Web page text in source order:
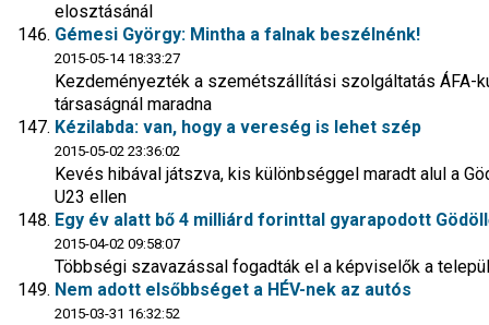
elosztásánál
Gémesi György: Mintha a falnak beszélnénk!
2015-05-14 18:33:27
Kezdeményezték a szemétszállítási szolgáltatás ÁFA-
társaságnál maradna
Kézilabda: van, hogy a vereség is lehet szép
2015-05-02 23:36:02
Kevés hibával játszva, kis különbséggel maradt alul a
U23 ellen
Egy év alatt bő 4 milliárd forinttal gyarapodott
2015-04-02 09:58:07
Többségi szavazással fogadták el a képviselők a
Nem adott elsőbbséget a HÉV-nek az autós
2015-03-31 16:32:52